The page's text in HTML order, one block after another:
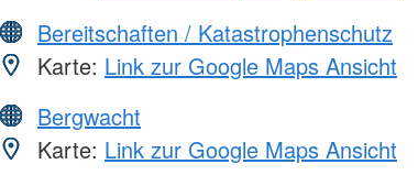
Bereitschaften / Katastrophenschutz
Karte: Link zur Google Maps Ansicht
Bergwacht
Karte: Link zur Google Maps Ansicht